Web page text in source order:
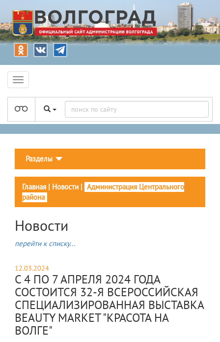
Разделы
Главная | Новости | Администрация Центрального
района
Новости
перейти к списку...
12.03.2024
С 4 ПО 7 АПРЕЛЯ 2024 ГОДА
СОСТОИТСЯ 32-Я ВСЕРОССИЙСКАЯ
СПЕЦИАЛИЗИРОВАННАЯ ВЫСТАВКА
BEAUTY MARKET "КРАСОТА НА
ВОЛГЕ"